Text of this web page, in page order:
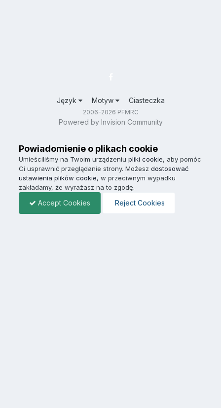
Język Motyw Ciasteczka
2006-2026 PFMRC
Powered by Invision Community
Powiadomienie o plikach cookie
Umieściliśmy na Twoim urządzeniu pliki cookie, aby pomóc
Ci usprawnić przeglądanie strony. Możesz dostosować
ustawienia plików cookie, w przeciwnym wypadku
zakładamy, że wyrażasz na to zgodę.
Accept Cookies Reject Cookies